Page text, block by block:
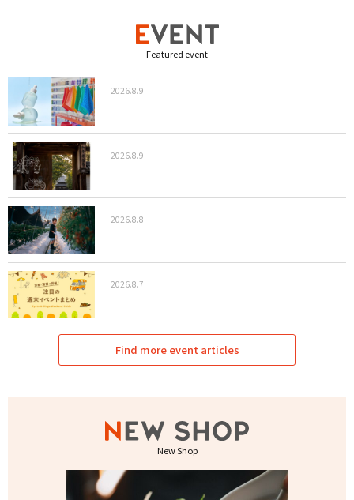
Featured event
2026.8.9
2026.8.9
2026.8.8
2026.8.7
Find more event articles
New Shop